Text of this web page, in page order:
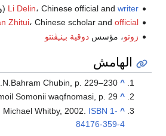
Li Delin، Chinese official and writer
Zhitui، Chinese scholar and official
زوتو، مؤسسدوقية بـِنـِڤنتو
الهامش
^
Chubin, p. 229–230
^
Somonii waqfnomasi, p. 29
^
Whitby, 2002. ISBN 1-
84176-359-4